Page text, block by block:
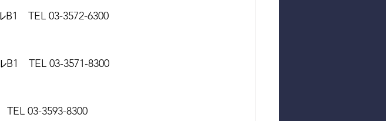
　TEL 03-3572-6300
　TEL 03-3571-8300
03-3593-8300